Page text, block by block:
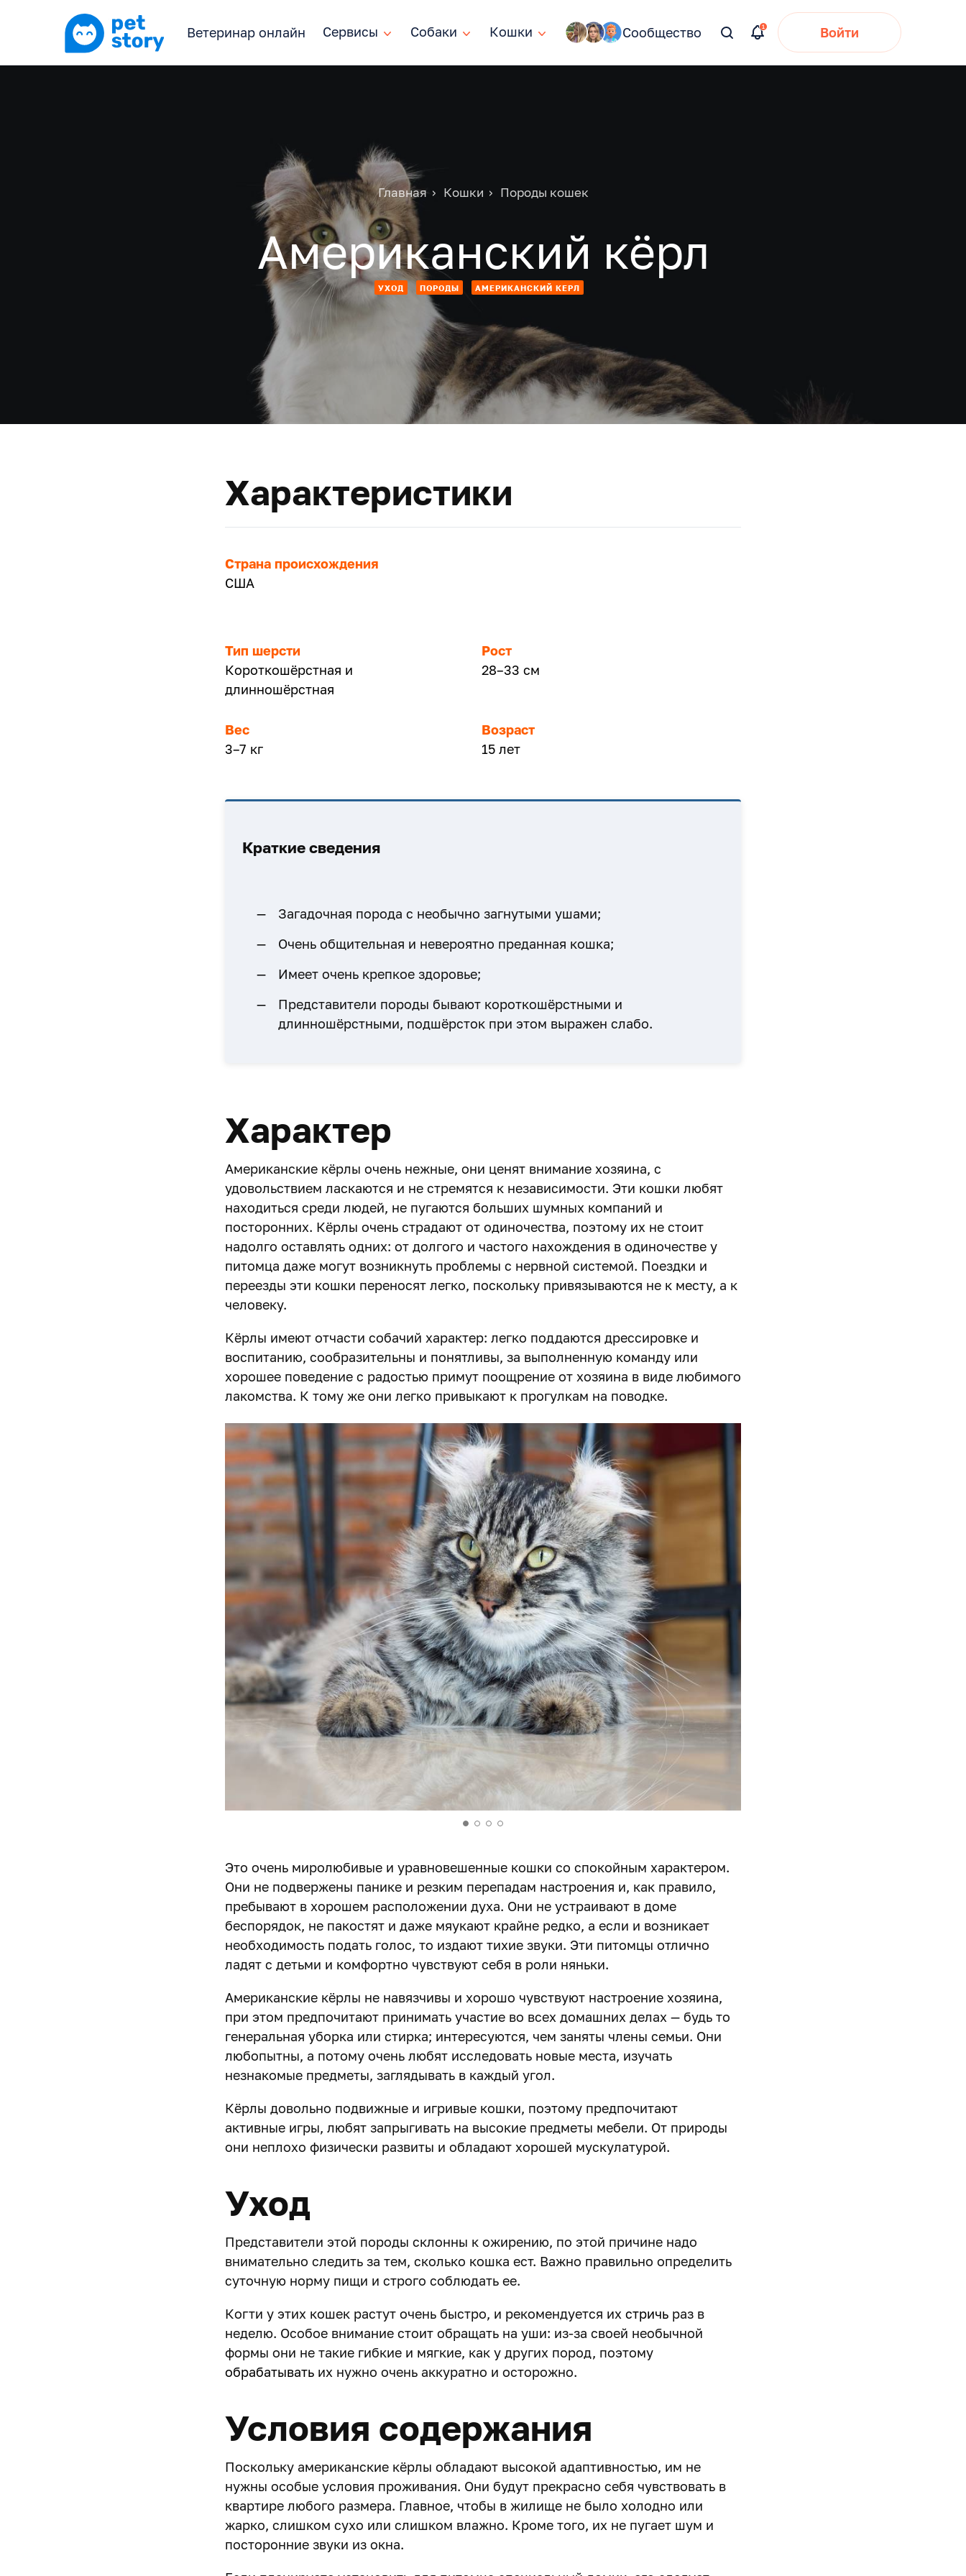
Ветеринар онлайн Сервисы
Сервисы Собаки
Собаки Кошки
Кошки Сообщество Войти
Главная Кошки Породы кошек
Американский кёрл
УХОД ПОРОДЫ АМЕРИКАНСКИЙ КЕРЛ
Характеристики
Страна происхождения
США
Тип шерсти
Короткошёрстная и
длинношёрстная
Рост
28–33 см
Вес
3–7 кг
Возраст
15 лет
Краткие сведения
Загадочная порода с необычно загнутыми ушами;
Очень общительная и невероятно преданная кошка;
Имеет очень крепкое здоровье;
Представители породы бывают короткошёрстными и
длинношёрстными, подшёрсток при этом выражен слабо.
Характер
Американские кёрлы очень нежные, они ценят внимание хозяина, с
удовольствием ласкаются и не стремятся к независимости. Эти кошки любят
находиться среди людей, не пугаются больших шумных компаний и
посторонних. Кёрлы очень страдают от одиночества, поэтому их не стоит
надолго оставлять одних: от долгого и частого нахождения в одиночестве у
питомца даже могут возникнуть проблемы с нервной системой. Поездки и
переезды эти кошки переносят легко, поскольку привязываются не к месту, а к
человеку.
Кёрлы имеют отчасти собачий характер: легко поддаются дрессировке и
воспитанию, сообразительны и понятливы, за выполненную команду или
хорошее поведение с радостью примут поощрение от хозяина в виде любимого
лакомства. К тому же они легко привыкают к прогулкам на поводке.
Это очень миролюбивые и уравновешенные кошки со спокойным характером.
Они не подвержены панике и резким перепадам настроения и, как правило,
пребывают в хорошем расположении духа. Они не устраивают в доме
беспорядок, не пакостят и даже мяукают крайне редко, а если и возникает
необходимость подать голос, то издают тихие звуки. Эти питомцы отлично
ладят с детьми и комфортно чувствуют себя в роли няньки.
Американские кёрлы не навязчивы и хорошо чувствуют настроение хозяина,
при этом предпочитают принимать участие во всех домашних делах — будь то
генеральная уборка или стирка; интересуются, чем заняты члены семьи. Они
любопытны, а потому очень любят исследовать новые места, изучать
незнакомые предметы, заглядывать в каждый угол.
Кёрлы довольно подвижные и игривые кошки, поэтому предпочитают
активные игры, любят запрыгивать на высокие предметы мебели. От природы
они неплохо физически развиты и обладают хорошей мускулатурой.
Уход
Представители этой породы склонны к ожирению, по этой причине надо
внимательно следить за тем, сколько кошка ест. Важно правильно определить
суточную норму пищи и строго соблюдать ее.
Когти у этих кошек растут очень быстро, и рекомендуется их стричь раз в
неделю. Особое внимание стоит обращать на уши: из-за своей необычной
формы они не такие гибкие и мягкие, как у других пород, поэтому
обрабатывать их нужно очень аккуратно и осторожно.
Условия содержания
Поскольку американские кёрлы обладают высокой адаптивностью, им не
нужны особые условия проживания. Они будут прекрасно себя чувствовать в
квартире любого размера. Главное, чтобы в жилище не было холодно или
жарко, слишком сухо или слишком влажно. Кроме того, их не пугает шум и
посторонние звуки из окна.